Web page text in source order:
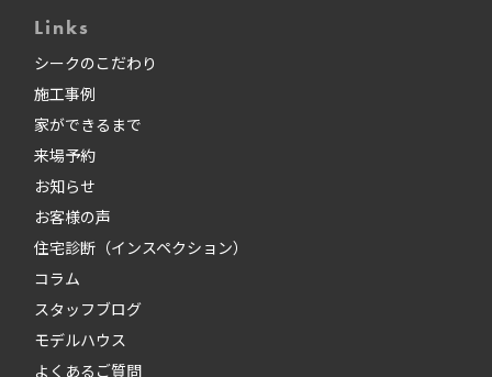
Links
シークのこだわり
施工事例
家ができるまで
来場予約
お知らせ
お客様の声
住宅診断（インスペクション）
コラム
スタッフブログ
モデルハウス
よくあるご質問